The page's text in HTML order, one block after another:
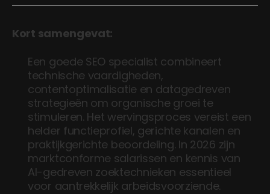
Kort samengevat:
Een goede SEO specialist combineert
technische vaardigheden,
contentoptimalisatie en datagedreven
strategieën om organische groei te
stimuleren. Het wervingsproces vereist een
helder functieprofiel, gerichte kanalen en
praktijkgerichte beoordeling. In 2026 zijn
marktconforme salarissen en kennis van
AI-gedreven zoektechnieken essentieel
voor aantrekkelijk arbeidsvoorziende.